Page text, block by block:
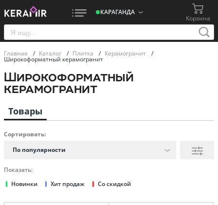
КАРАГАНДА
Корзина
Главная / Каталог / Плитка / Керамогранит /
Широкоформатный керамогранит
Широкоформатный
керамогранит
Товары
Сортировать:
По популярности
Показать:
Новинки
Хит продаж Со скидкой